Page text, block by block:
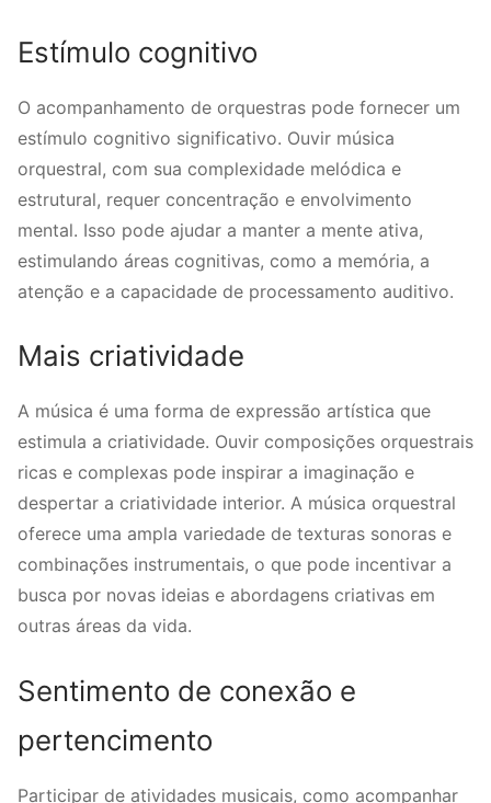
Estímulo cognitivo
O acompanhamento de orquestras pode fornecer um
estímulo cognitivo significativo. Ouvir música
orquestral, com sua complexidade melódica e
estrutural, requer concentração e envolvimento
mental. Isso pode ajudar a manter a mente ativa,
estimulando áreas cognitivas, como a memória, a
atenção e a capacidade de processamento auditivo.
Mais criatividade
A música é uma forma de expressão artística que
estimula a criatividade. Ouvir composições orquestrais
ricas e complexas pode inspirar a imaginação e
despertar a criatividade interior. A música orquestral
oferece uma ampla variedade de texturas sonoras e
combinações instrumentais, o que pode incentivar a
busca por novas ideias e abordagens criativas em
outras áreas da vida.
Sentimento de conexão e
pertencimento
Participar de atividades musicais, como acompanhar